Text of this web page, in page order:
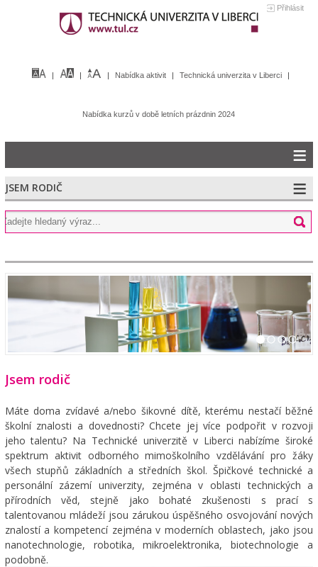
Přihlásit
Nabídka aktivit Technická univerzita v Liberci
Nabídka kurzů v době letních prázdnin 2024
JSEM RODIČ
1 2 3 4
Jsem rodič
Máte doma zvídavé a/nebo šikovné dítě, kterému nestačí běžné
školní znalosti a dovednosti? Chcete jej více podpořit v rozvoji
jeho talentu? Na Technické univerzitě v Liberci nabízíme široké
spektrum aktivit odborného mimoškolního vzdělávání pro žáky
všech stupňů základních a středních škol. Špičkové technické a
personální zázemí univerzity, zejména v oblasti technických a
přírodních věd, stejně jako bohaté zkušenosti s prací s
talentovanou mládeží jsou zárukou úspěšného osvojování nových
znalostí a kompetencí zejména v moderních oblastech, jako jsou
nanotechnologie, robotika, mikroelektronika, biotechnologie a
podobně.